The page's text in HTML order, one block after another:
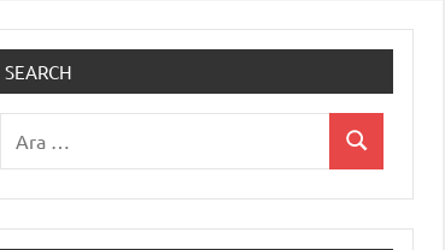
SEARCH
Ara